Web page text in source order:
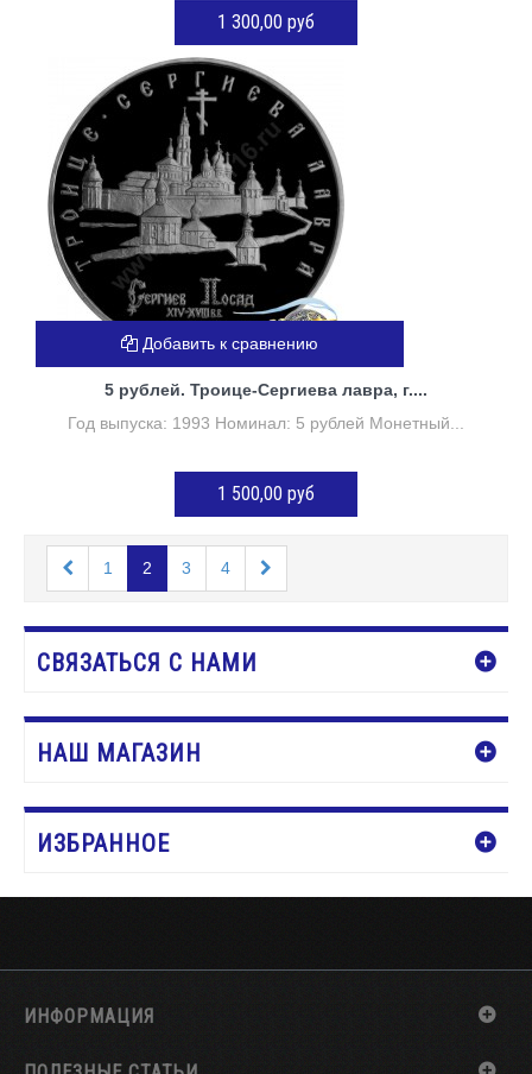
1 300,00 руб
Нет в наличии
5 рублей. Троице-Сергиева лавра, г....
Год выпуска: 1993 Номинал: 5 рублей Монетный...
1 500,00 руб
Добавить к сравнению
1 2 3 4
СВЯЗАТЬСЯ С НАМИ
НАШ МАГАЗИН
ИЗБРАННОЕ
ИНФОРМАЦИЯ